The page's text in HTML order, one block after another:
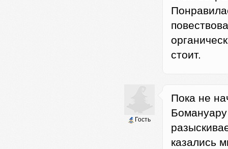
стоит.
Гость
Пока не
казались